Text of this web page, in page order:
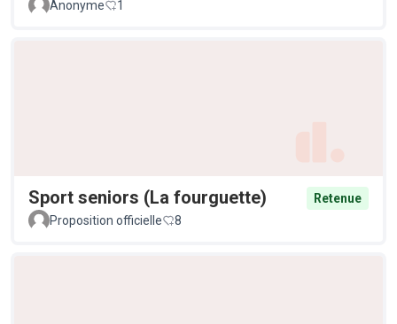
Anonyme
1
Sport seniors (La fourguette)
Retenue
Proposition officielle
8